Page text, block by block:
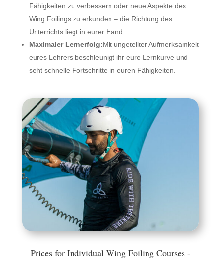
Fähigkeiten zu verbessern oder neue Aspekte des
Wing Foilings zu erkunden – die Richtung des
Unterrichts liegt in eurer Hand.
Maximaler Lernerfolg:Mit ungeteilter Aufmerksamkeit
eures Lehrers beschleunigt ihr eure Lernkurve und
seht schnelle Fortschritte in euren Fähigkeiten.
Prices for Individual Wing Foiling Courses -